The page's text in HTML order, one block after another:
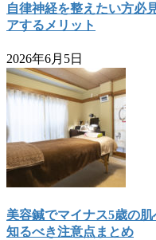
自律神経を整えたい方必
アするメリット
2026年6月5日
美容鍼でマイナス5歳の
知るべき注意点まとめ